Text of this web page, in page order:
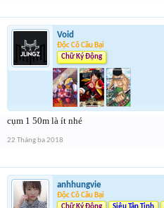
Void
Độc Cô Cầu Bại
Chữ Ký Động
cụm 1 50m là ít nhé
22 Tháng ba 2018
anhhungvie
Độc Cô Cầu Bại